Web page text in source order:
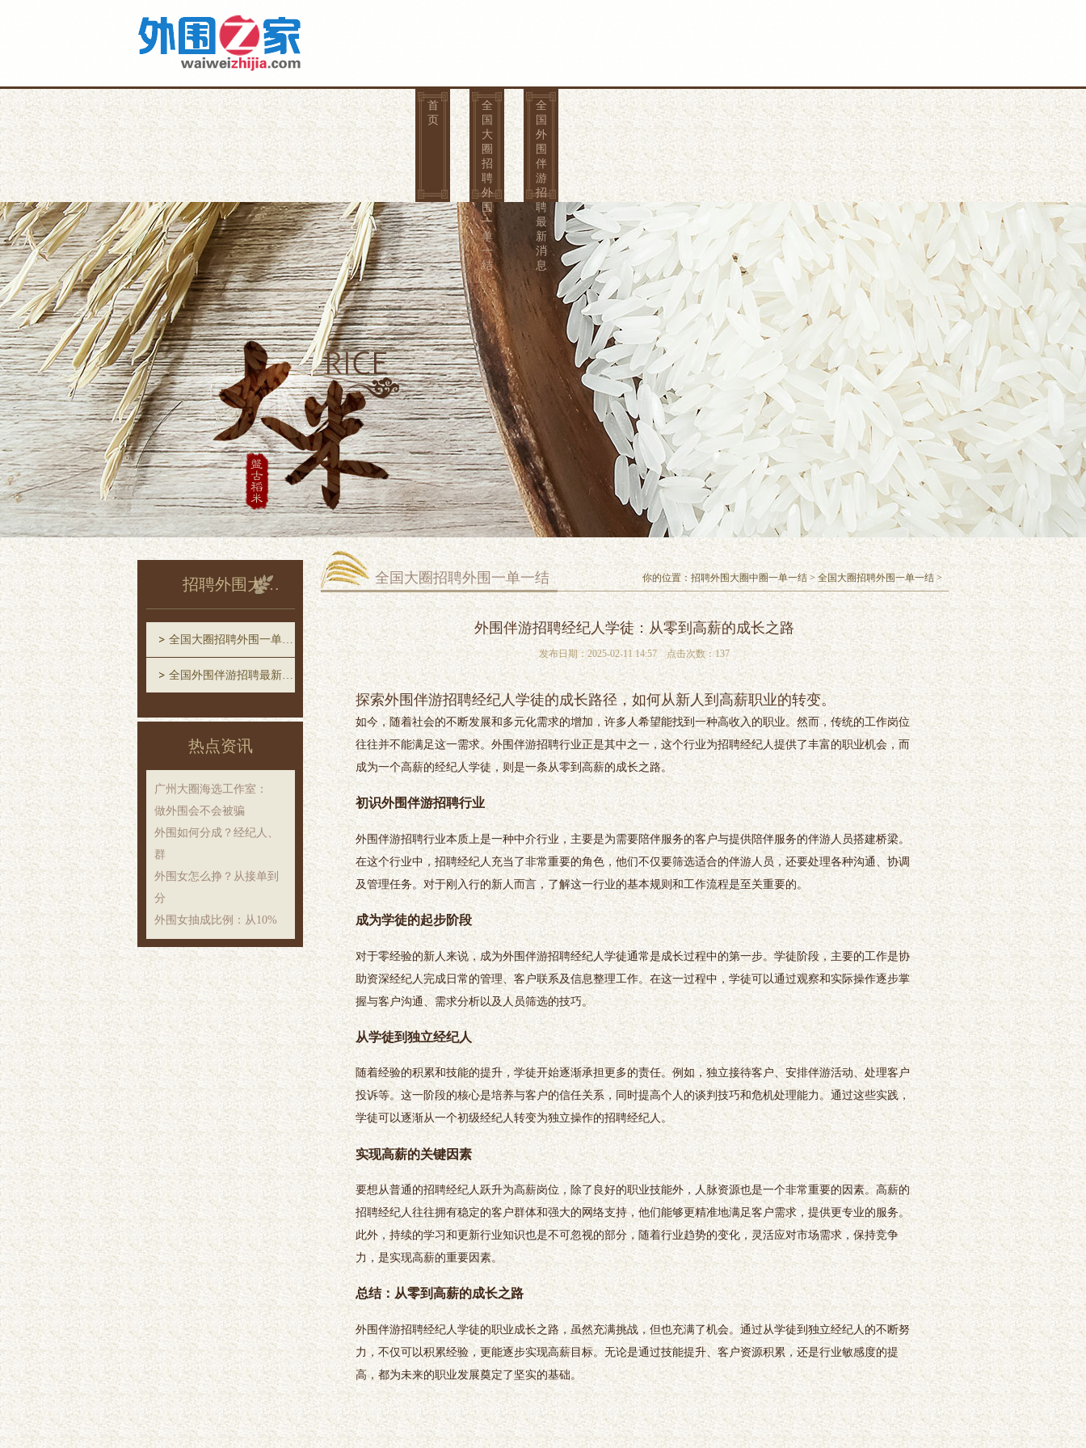
首
页
全
国
大
圈
招
聘
外
围
一
单
一
结
全
国
外
围
伴
游
招
聘
最
新
消
息
招聘外围大圈中圈一单一结
全国大圈招聘外围一单一结
全国外围伴游招聘最新消息
热点资讯
‌广州大圈海选工作室‌：
做外围会不会被骗
外围如何分成？经纪人、
群
外围女怎么挣？从接单到
分
外围女抽成比例：从10%
全国大圈招聘外围一单一结 你的位置： 招聘外围大圈中圈一单一结 > 全国大圈招聘外围一单一结 >
外围伴游招聘经纪人学徒：从零到高薪的成长之路
发布日期：2025-02-11 14:57 点击次数：137
探索外围伴游招聘经纪人学徒的成长路径，如何从新人到高薪职业的转变。
如今，随着社会的不断发展和多元化需求的增加，许多人希望能找到一种高收入的职业。然而，传统的工作岗位
往往并不能满足这一需求。外围伴游招聘行业正是其中之一，这个行业为招聘经纪人提供了丰富的职业机会，而
成为一个高薪的经纪人学徒，则是一条从零到高薪的成长之路。
初识外围伴游招聘行业
外围伴游招聘行业本质上是一种中介行业，主要是为需要陪伴服务的客户与提供陪伴服务的伴游人员搭建桥梁。
在这个行业中，招聘经纪人充当了非常重要的角色，他们不仅要筛选适合的伴游人员，还要处理各种沟通、协调
及管理任务。对于刚入行的新人而言，了解这一行业的基本规则和工作流程是至关重要的。
成为学徒的起步阶段
对于零经验的新人来说，成为外围伴游招聘经纪人学徒通常是成长过程中的第一步。学徒阶段，主要的工作是协
助资深经纪人完成日常的管理、客户联系及信息整理工作。在这一过程中，学徒可以通过观察和实际操作逐步掌
握与客户沟通、需求分析以及人员筛选的技巧。
从学徒到独立经纪人
随着经验的积累和技能的提升，学徒开始逐渐承担更多的责任。例如，独立接待客户、安排伴游活动、处理客户
投诉等。这一阶段的核心是培养与客户的信任关系，同时提高个人的谈判技巧和危机处理能力。通过这些实践，
学徒可以逐渐从一个初级经纪人转变为独立操作的招聘经纪人。
实现高薪的关键因素
要想从普通的招聘经纪人跃升为高薪岗位，除了良好的职业技能外，人脉资源也是一个非常重要的因素。高薪的
招聘经纪人往往拥有稳定的客户群体和强大的网络支持，他们能够更精准地满足客户需求，提供更专业的服务。
此外，持续的学习和更新行业知识也是不可忽视的部分，随着行业趋势的变化，灵活应对市场需求，保持竞争
力，是实现高薪的重要因素。
总结：从零到高薪的成长之路
外围伴游招聘经纪人学徒的职业成长之路，虽然充满挑战，但也充满了机会。通过从学徒到独立经纪人的不断努
力，不仅可以积累经验，更能逐步实现高薪目标。无论是通过技能提升、客户资源积累，还是行业敏感度的提
高，都为未来的职业发展奠定了坚实的基础。